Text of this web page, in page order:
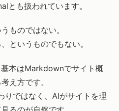
とも扱われています。
ものではない。
というものでもない。
本はMarkdownでサイト概
え方です。
ではなく、AIがサイトを理